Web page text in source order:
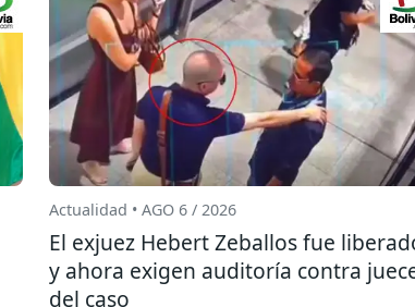
Actualidad • AGO 6 / 2026
El exjuez Hebert Zeballos fue
y ahora exigen auditoría contra
del caso